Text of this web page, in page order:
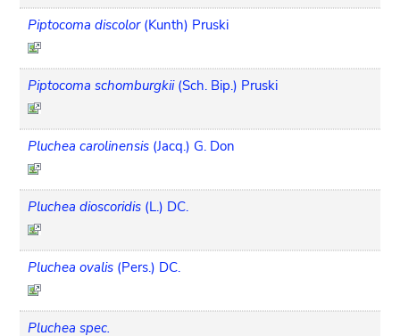
Piptocoma discolor (Kunth) Pruski
Piptocoma schomburgkii (Sch. Bip.) Pruski
Pluchea carolinensis (Jacq.) G. Don
Pluchea dioscoridis (L.) DC.
Pluchea ovalis (Pers.) DC.
Pluchea spec.